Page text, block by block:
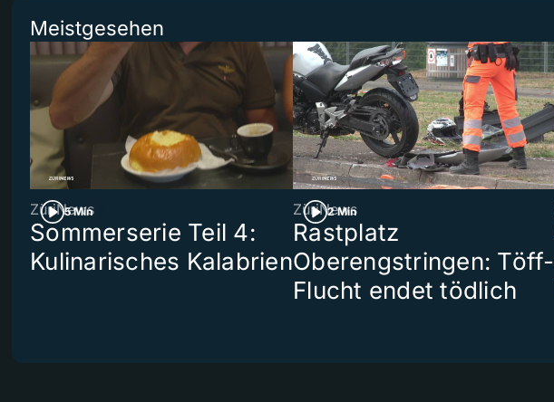
Meistgesehen
5 Min
ZüriNews
Sommerserie Teil 4:
Kulinarisches Kalabrien
2 Min
ZüriNews
Rastplatz
Oberengstringen: Töff-
Flucht endet tödlich